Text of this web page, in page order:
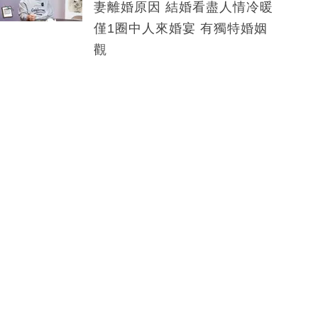
妻離婚原因 結婚看盡人情冷暖
僅1圈中人來婚宴 有獨特婚姻
觀